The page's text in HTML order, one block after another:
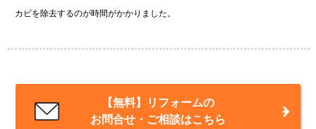
カビを除去するのが時間がかかりました。
【無料】リフォームの
お問合せ・ご相談はこちら